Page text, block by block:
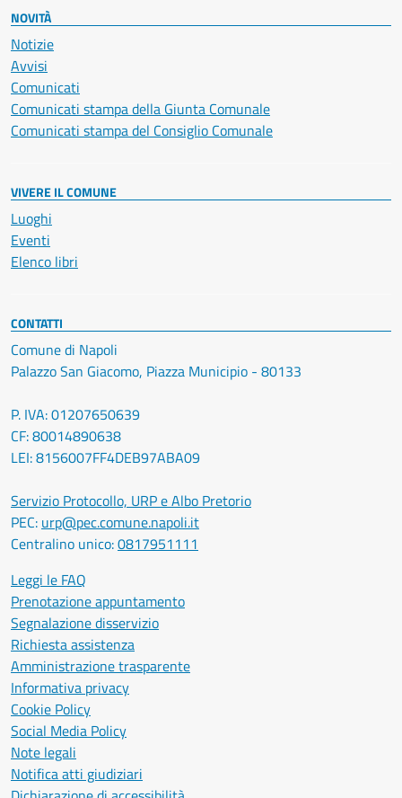
NOVITÀ
Notizie
Avvisi
Comunicati
Comunicati stampa della Giunta Comunale
Comunicati stampa del Consiglio Comunale
VIVERE IL COMUNE
Luoghi
Eventi
Elenco libri
CONTATTI
Comune di Napoli
Palazzo San Giacomo, Piazza Municipio - 80133
P. IVA: 01207650639
CF: 80014890638
LEI: 8156007FF4DEB97ABA09
Servizio Protocollo, URP e Albo Pretorio
PEC: urp@pec.comune.napoli.it
Centralino unico:0817951111
Leggi le FAQ
Prenotazione appuntamento
Segnalazione disservizio
Richiesta assistenza
Amministrazione trasparente
Informativa privacy
Cookie Policy
Social Media Policy
Note legali
Notifica atti giudiziari